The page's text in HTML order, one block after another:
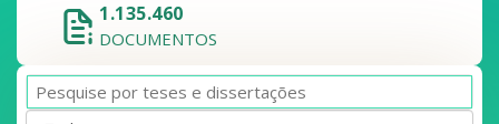
1.135.460
DOCUMENTOS